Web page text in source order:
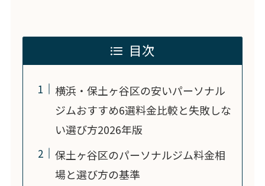
目次
横浜・保土ヶ谷区の安いパーソナル
ジムおすすめ6選料金比較と失敗しな
い選び方2026年版
保土ヶ谷区のパーソナルジム料金相
場と選び方の基準